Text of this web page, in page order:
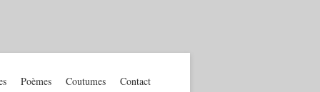
Poèmes Coutumes Contact